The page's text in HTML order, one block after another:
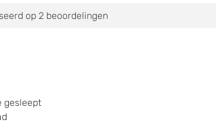
op 2 beoordelingen
gesleept